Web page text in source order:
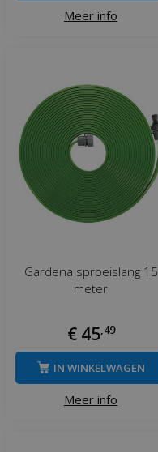
Meer info
Gardena sproeislang 15
meter
€ 45 49
Meer info
IN WINKELWAGEN